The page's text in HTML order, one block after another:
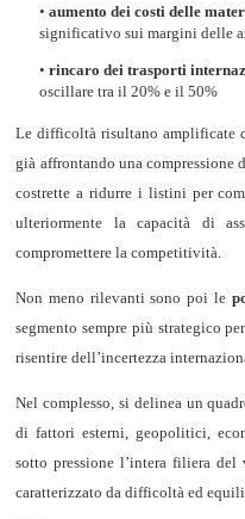
•aumento dei costi delle
significativo sui margini delle
•rincaro dei trasporti
oscillare tra il 20% e il 50%
Le difficoltà risultano amplificate
già affrontando una
costrette a ridurre i listini per
ulteriormente la capacità di
compromettere la competitività.
Non meno rilevanti sono poi le
segmento sempre più strategico
risentire dell’incertezza
Nel complesso, si delinea un
di fattori esterni, geopolitici,
sotto pressione l’intera filiera
caratterizzato da difficoltà ed